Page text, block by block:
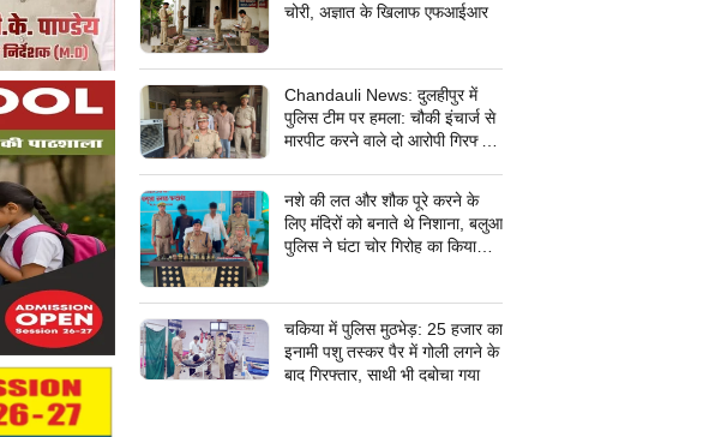
चोरी, अज्ञात के खिलाफ एफआईआर
Chandauli News: दुलहीपुर में
पुलिस टीम पर हमला: चौकी इंचार्ज से
मारपीट करने वाले दो आरोपी गिरफ्तार,
नशे की लत और शौक पूरे करने के
लिए मंदिरों को बनाते थे निशाना, बलुआ
पुलिस ने घंटा चोर गिरोह का किया
चकिया में पुलिस मुठभेड़: 25 हजार का
इनामी पशु तस्कर पैर में गोली लगने के
बाद गिरफ्तार, साथी भी दबोचा गया